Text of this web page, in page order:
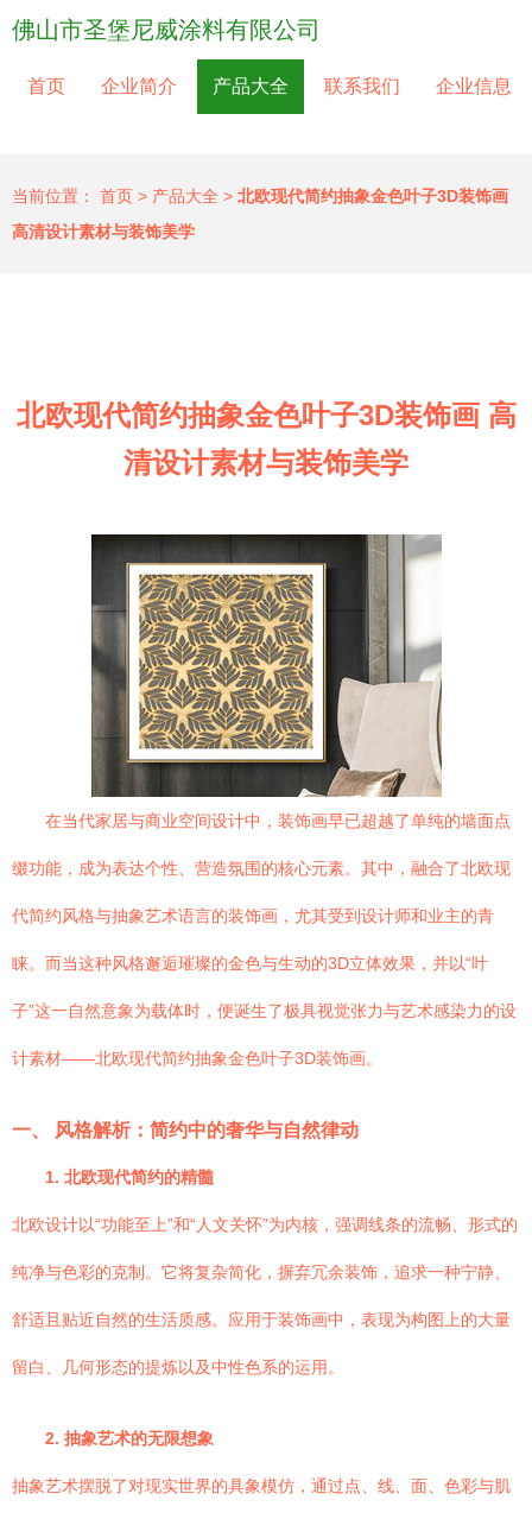
佛山市圣堡尼威涂料有限公司
首页 企业简介 产品大全 联系我们 企业信息
当前位置： 首页 > 产品大全 > 北欧现代简约抽象金色叶子3D装饰画
高清设计素材与装饰美学
北欧现代简约抽象金色叶子3D装饰画 高
清设计素材与装饰美学
在当代家居与商业空间设计中，装饰画早已超越了单纯的墙面点
缀功能，成为表达个性、营造氛围的核心元素。其中，融合了北欧现
代简约风格与抽象艺术语言的装饰画，尤其受到设计师和业主的青
睐。而当这种风格邂逅璀璨的金色与生动的3D立体效果，并以“叶
子”这一自然意象为载体时，便诞生了极具视觉张力与艺术感染力的设
计素材——北欧现代简约抽象金色叶子3D装饰画。
一、 风格解析：简约中的奢华与自然律动
1. 北欧现代简约的精髓
北欧设计以“功能至上”和“人文关怀”为内核，强调线条的流畅、形式的
纯净与色彩的克制。它将复杂简化，摒弃冗余装饰，追求一种宁静、
舒适且贴近自然的生活质感。应用于装饰画中，表现为构图上的大量
留白、几何形态的提炼以及中性色系的运用。
2. 抽象艺术的无限想象
抽象艺术摆脱了对现实世界的具象模仿，通过点、线、面、色彩与肌